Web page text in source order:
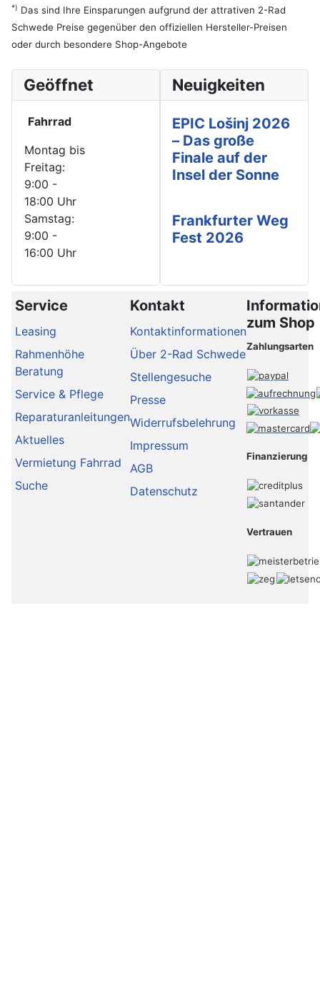
*) Das sind Ihre Einsparungen aufgrund der attrativen 2-Rad
Schwede Preise gegenüber den offiziellen Hersteller-Preisen
oder durch besondere Shop-Angebote
Geöffnet
Fahrrad
Montag bis
Freitag:
9:00 -
18:00 Uhr
Samstag:
9:00 -
16:00 Uhr
Neuigkeiten
EPIC Lošinj 2026
– Das große
Finale auf der
Insel der Sonne
Frankfurter Weg
Fest 2026
Service
Leasing
Rahmenhöhe
Beratung
Service & Pflege
Reparaturanleitungen
Aktuelles
Vermietung Fahrrad
Suche
Kontakt
Kontaktinformationen
Über 2-Rad Schwede
Stellengesuche
Presse
Widerrufsbelehrung
Impressum
AGB
Datenschutz
zum Shop
Zahlungsarten
Finanzierung
Vertrauen